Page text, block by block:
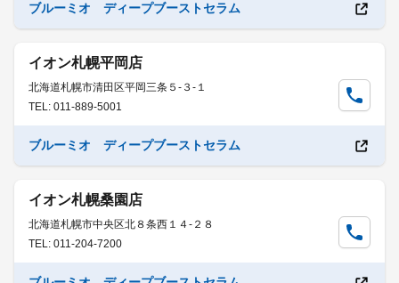
ブルーミオ ディープブーストセラム
イオン札幌平岡店
北海道札幌市清田区平岡三条５-３-１
TEL: 011-889-5001
ブルーミオ ディープブーストセラム
イオン札幌桑園店
北海道札幌市中央区北８条西１４-２８
TEL: 011-204-7200